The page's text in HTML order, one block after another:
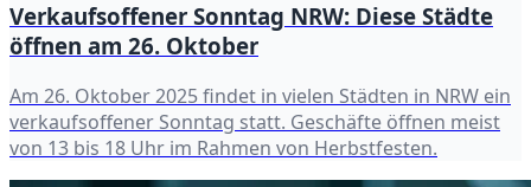
Verkaufsoffener Sonntag NRW: Diese Städte
öffnen am 26. Oktober
Am 26. Oktober 2025 findet in vielen Städten in NRW ein
verkaufsoffener Sonntag statt. Geschäfte öffnen meist
von 13 bis 18 Uhr im Rahmen von Herbstfesten.